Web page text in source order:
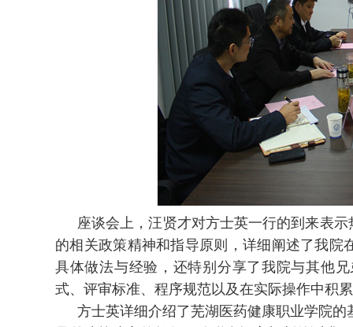
座谈会上，汪贤才对方士英一行的到来表
的相关政策精神和指导原则，详细阐述了我
具体做法与经验，还特别分享了我院与其他
式、评审标准、程序规范以及在实际操作中积
方士英详细介绍了芜湖医药健康职业学院